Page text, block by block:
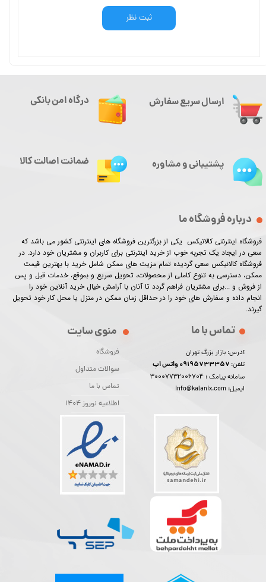
ثبت نظر
ارسال سریع سفارش
درباره فروشگاه ما
فروشگاه اینترنتی کالانیکس یکی از بزرگترین فروشگاه های اینترنتی کشور می باشد که
سعی در ایجاد یک تجربه خوب از خرید اینترنتی برای کاربران و مشتریان خود دارد. در
فروشگاه کالانیکس سعی گردیده تمام مزیت های ممکن شامل خرید با بهترین قیمت
ممکن، دسترسی به تنوع کاملی از محصولات، تحویل سریع و بموقع، خدمات قبل و پس
از فروش و ...برای مشتریان فراهم گردد تا آنان با آرامش خیال خرید آنلاین خود را
انجام داده و سفارش های خود را در حداقل زمان ممکن در منزل یا محل کار خود تحویل
گیرند.​​​​​​​
منوی سایت
فروشگاه
سوالات متداول
تماس با ما
اطلاعیه نوروز 1404
تماس با ما
آدرس: بازار بزرگ تهران
تلفن:
سامانه پیامک : 30007732006704
ایمیل: info@kalanix.com
درگاه امن بانکی
پشتیبانی و مشاوره ضمانت اصالت کالا